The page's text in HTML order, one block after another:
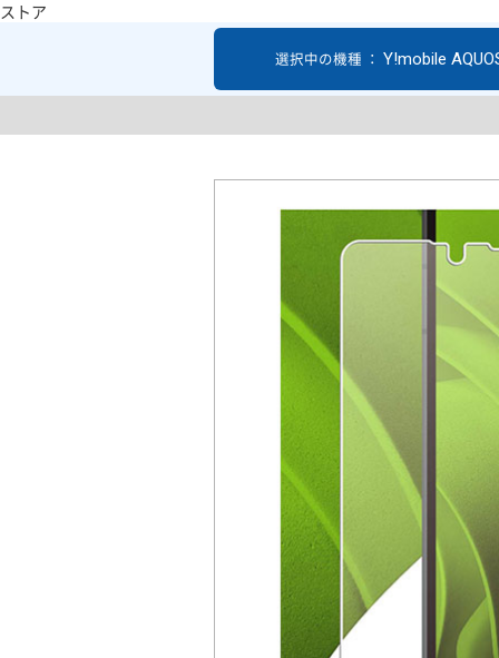
ストア
選択中の機種 ： Y!mobile